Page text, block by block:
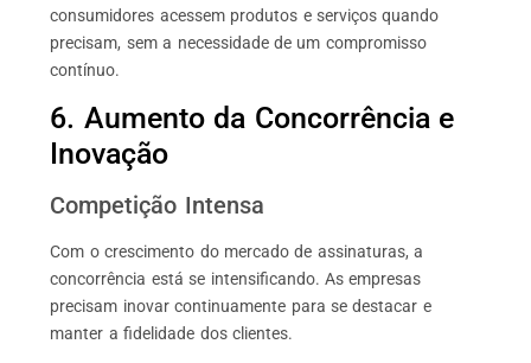
consumidores acessem produtos e serviços quando
precisam, sem a necessidade de um compromisso
contínuo.
6. Aumento da Concorrência e
Inovação
Competição Intensa
Com o crescimento do mercado de assinaturas, a
concorrência está se intensificando. As empresas
precisam inovar continuamente para se destacar e
manter a fidelidade dos clientes.